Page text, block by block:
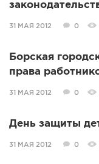
31 МАЯ 2012 0
Борская
права
31 МАЯ 2012 0
День защиты
31 МАЯ 2012 0